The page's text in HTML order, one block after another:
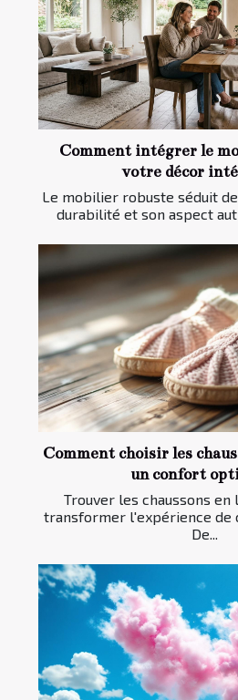
Comment intégrer le
votre décor
Le mobilier robuste séduit
durabilité et son aspect
Comment choisir les
un confort
Trouver les chaussons en
transformer l'expérience de
De...